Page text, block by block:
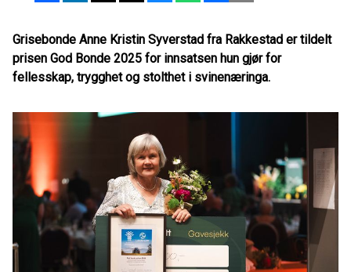
Grisebonde Anne Kristin Syverstad fra Rakkestad er tildelt
prisen God Bonde 2025 for innsatsen hun gjør for
fellesskap, trygghet og stolthet i svinenæringa.